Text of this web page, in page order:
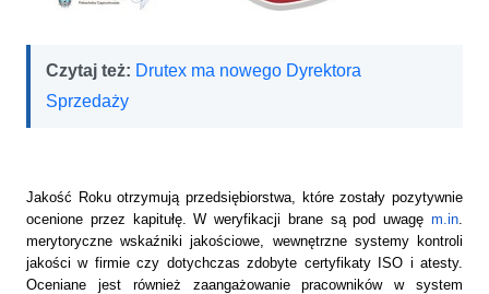
Czytaj też: Drutex ma nowego Dyrektora
Sprzedaży
Jakość Roku otrzymują przedsiębiorstwa, które zostały pozytywnie
ocenione przez kapitułę. W weryfikacji brane są pod uwagę m.in
merytoryczne wskaźniki jakościowe, wewnętrzne systemy kontroli
jakości w firmie czy dotychczas zdobyte certyfikaty ISO i atesty.
Oceniane jest również zaangażowanie pracowników w system